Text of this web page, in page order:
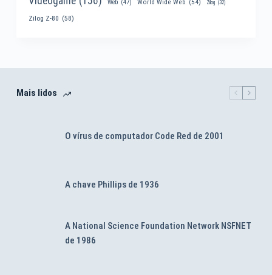
Web (47) Zilog (32)
Zilog Z-80 (58)
Mais lidos
O vírus de computador Code Red de 2001
A chave Phillips de 1936
A National Science Foundation Network NSFNET
de 1986